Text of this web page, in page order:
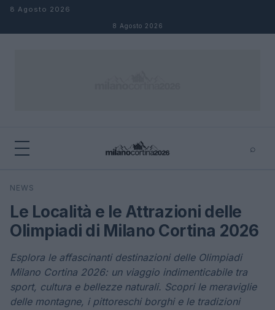
Salta al contenuto
8 Agosto 2026
8 Agosto 2026
⌕
Cerca
NEWS
Le Località e le Attrazioni delle
Olimpiadi di Milano Cortina 2026
Esplora le affascinanti destinazioni delle Olimpiadi
Milano Cortina 2026: un viaggio indimenticabile tra
sport, cultura e bellezze naturali. Scopri le meraviglie
delle montagne, i pittoreschi borghi e le tradizioni